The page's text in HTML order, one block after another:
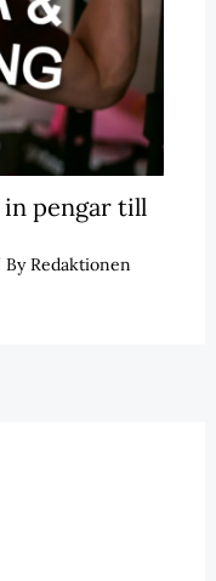
in pengar till
Redaktionen